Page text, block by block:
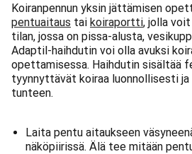
Koiranpennun yksin jättämisen
pentuaitaus tai koiraportti, jolla
tilan, jossa on pissa-alusta,
Adaptil-haihdutin voi olla avuksi
opettamisessa. Haihdutin sisältää
tyynnyttävät koiraa luonnollisesti
tunteen.
Laita pentu aitaukseen
näköpiirissä. Älä tee mitään